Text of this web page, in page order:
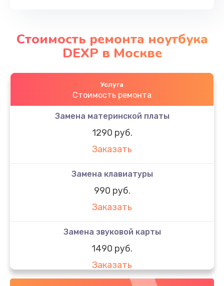
Стоимость ремонта ноутбука
DEXP в Москве
Услуга
Стоимость ремонта
Замена материнской платы
1290 руб.
Заказать
Замена клавиатуры
990 руб.
Заказать
Замена звуковой карты
1490 руб.
Заказать